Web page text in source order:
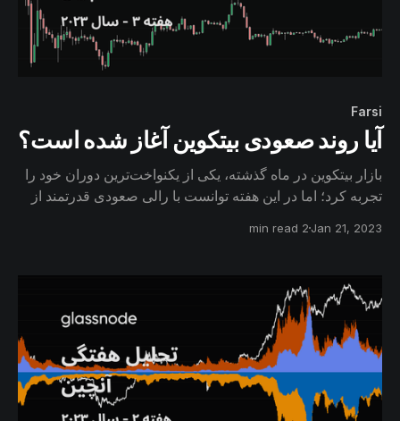
Farsi
آیا روند صعودی بیتکوین آغاز شده است؟
بازار بیتکوین در ماه گذشته، یکی از یکنواخت‌ترین دوران خود را
تجربه کرد؛ اما در این هفته توانست با رالی صعودی قدرتمند از
رالی صعودی خواهیم پرداخت و مدل‌های مهم قیمت‌گذاری که
خواهیم کرد.
Jan 21, 2023
2 min read